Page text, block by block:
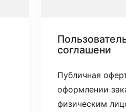
соглашени
Публичная
оформлении
физическим